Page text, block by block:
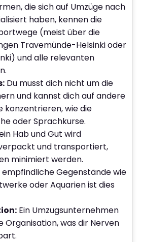
die sich auf Umzüge nach
haben, kennen die
(meist über die
Travemünde-Helsinki oder
und alle relevanten
Du musst dich nicht um die
und kannst dich auf andere
konzentrieren, wie die
oder Sprachkurse.
Hab und Gut wird
und transportiert,
minimiert werden.
empfindliche Gegenstände wie
oder Aquarien ist dies
Ein Umzugsunternehmen
Organisation, was dir Nerven